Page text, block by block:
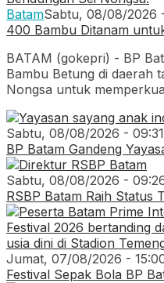
BatamSabtu, 08/08/2026
400 Bambu Ditanam
BATAM (gokepri) - BP
Bambu Betung di daerah
Nongsa untuk
Sabtu, 08/08/2026 -
BP Batam Gandeng
Sabtu, 08/08/2026 -
RSBP Batam Raih Status
Jumat, 07/08/2026 -
Festival Sepak Bola BP